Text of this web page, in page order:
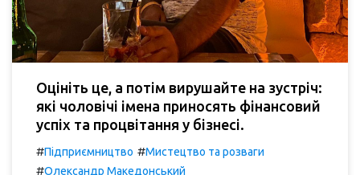
Оцініть це, а потім вирушайте на зустріч:
які чоловічі імена приносять фінансовий
успіх та процвітання у бізнесі.
#Підприємництво #Мистецтво та розваги
#Олександр Македонський